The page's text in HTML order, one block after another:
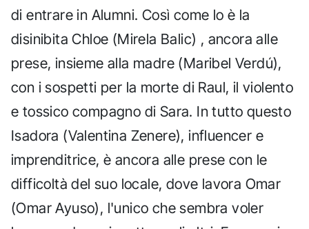
di entrare in Alumni. Così come lo è la
disinibita Chloe (Mirela Balic) , ancora alle
prese, insieme alla madre (Maribel Verdú),
con i sospetti per la morte di Raul, il violento
e tossico compagno di Sara. In tutto questo
Isadora (Valentina Zenere), influencer e
imprenditrice, è ancora alle prese con le
difficoltà del suo locale, dove lavora Omar
(Omar Ayuso), l'unico che sembra voler